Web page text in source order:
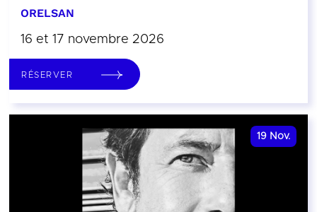
ORELSAN
16 et 17 novembre 2026
RÉSERVER
19 Nov.